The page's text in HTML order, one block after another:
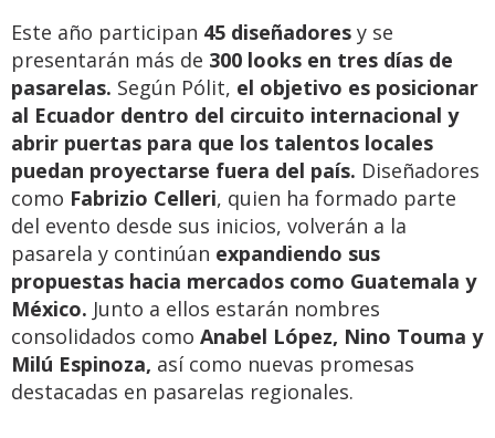
Este año participan 45 diseñadores y se
presentarán más de 300 looks en tres días de
pasarelas. Según Pólit, el objetivo es posicionar
al Ecuador dentro del circuito internacional y
abrir puertas para que los talentos locales
puedan proyectarse fuera del país. Diseñadores
como Fabrizio Celleri, quien ha formado parte
del evento desde sus inicios, volverán a la
pasarela y continúan expandiendo sus
propuestas hacia mercados como Guatemala y
México. Junto a ellos estarán nombres
consolidados como Anabel López, Nino Touma y
Milú Espinoza, así como nuevas promesas
destacadas en pasarelas regionales.